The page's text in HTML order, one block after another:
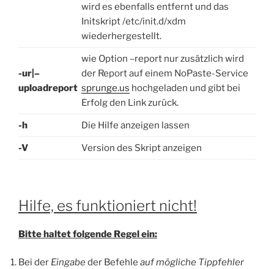
wird es ebenfalls entfernt und das
Initskript /etc/init.d/xdm
wiederhergestellt.
-ur|–
uploadreport
wie Option –report nur zusätzlich wird
der Report auf einem NoPaste-Service
sprunge.us hochgeladen und gibt bei
Erfolg den Link zurück.
-h Die Hilfe anzeigen lassen
-V Version des Skript anzeigen
Hilfe, es funktioniert nicht!
Bitte haltet folgende Regel ein:
Bei der Eingabeder Befehle auf mögliche Tippfehler